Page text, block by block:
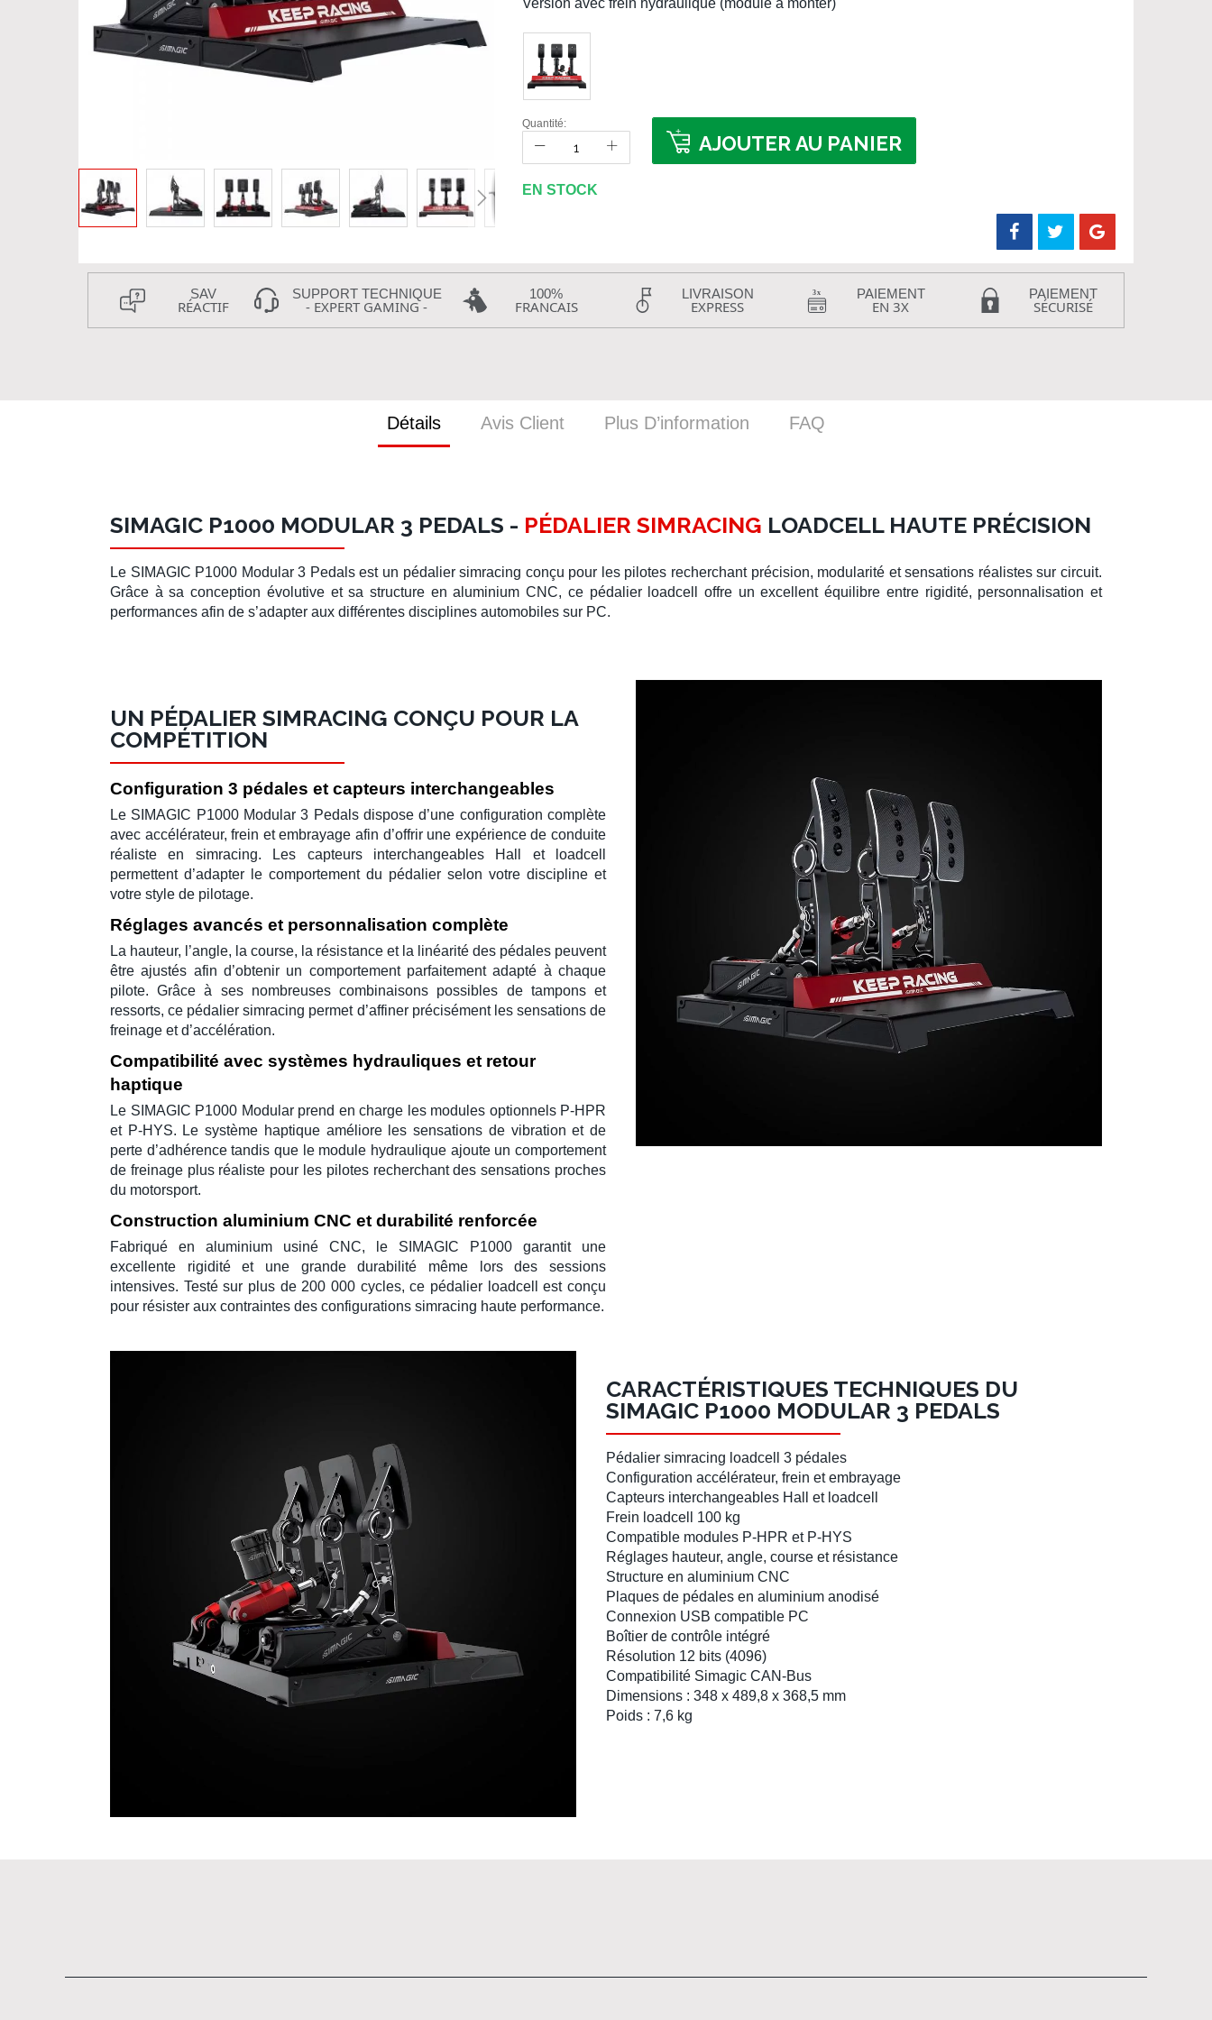
Version avec frein hydraulique (module à monter)
Quantité:
AJOUTER AU PANIER
EN STOCK
SAV
RÉACTIF
SUPPORT TECHNIQUE
- EXPERT GAMING -
100%
FRANCAIS
LIVRAISON
EXPRESS
PAIEMENT
EN 3X
PAIEMENT
SÉCURISÉ
Détails
SIMAGIC P1000 MODULAR 3 PEDALS - PÉDALIER SIMRACING LOADCELL HAUTE PRÉCISION
Le SIMAGIC P1000 Modular 3 Pedalsest un pédalier simracing conçu pour les pilotes recherchant précision, modularité et sensations réalistes sur circuit.
Grâce à sa conception évolutive et sa structure enaluminium CNC, ce pédalier loadcell
offre un excellent équilibre entre rigidité, personnalisation et
performances afin de s’adapter aux différentes disciplines automobiles sur PC.
UN PÉDALIER SIMRACING CONÇU POUR LA
COMPÉTITION
Configuration 3 pédales et capteurs interchangeables
Le SIMAGIC P1000 Modular 3 Pedalsdispose d’une configuration complète
avec accélérateur, frein et embrayage afin d’offrir une expérience de conduite
réaliste en simracing. Les capteurs interchangeables Hall et
loadcell
permettent d’adapter le comportement du pédalier selon votre discipline et
votre style de pilotage.
Réglages avancés et personnalisation complète
La hauteur, l’angle, la course, la résistance et la linéarité des pédales peuvent
être ajustés afin d’obtenir un comportement parfaitement adapté à chaque
pilote. Grâce à ses nombreuses combinaisons possibles de tampons et
ressorts, ce pédalier simracing permet d’affiner précisément les sensations de
freinage et d’accélération.
Compatibilité avec systèmes hydrauliques et retour
haptique
Le SIMAGIC P1000 Modularprend en charge les modules optionnels P-HPR
et P-HYS. Le système haptique améliore les sensations de vibration et de
perte d’adhérence tandis que le module hydraulique ajoute un comportement
de freinage plus réaliste pour les pilotes recherchant des sensations proches
du motorsport.
Construction aluminium CNC et durabilité renforcée
Fabriqué en aluminium usiné CNC, le SIMAGIC P1000 garantit une
excellente rigidité et une grande durabilité même lors des sessions
intensives. Testé sur plus de 200 000 cycles, ce pédalier loadcell
est conçu
pour résister aux contraintes des configurations simracing haute performance.
CARACTÉRISTIQUES TECHNIQUES DU
SIMAGIC P1000 MODULAR 3 PEDALS
Pédalier simracing loadcell 3 pédales
Configuration accélérateur, frein et embrayage
Capteurs interchangeables Hall et loadcell
Frein loadcell 100 kg
Compatible modules P-HPR et P-HYS
Réglages hauteur, angle, course et résistance
Structure en aluminium CNC
Plaques de pédales en aluminium anodisé
Connexion USB compatible PC
Boîtier de contrôle intégré
Résolution 12 bits (4096)
Compatibilité Simagic CAN-Bus
Dimensions : 348 x 489,8 x 368,5 mm
Poids : 7,6 kg
Avis Client Plus D’information FAQ